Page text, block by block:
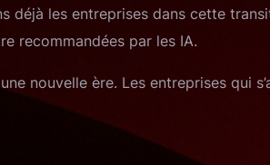
déjà les entreprises dans cette
recommandées par les IA.
nouvelle ère. Les entreprises qui